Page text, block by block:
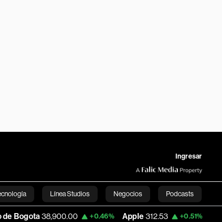
Ingresar
Línea Studios Negocios Podcasts
English
38,900.00 +0.46% Apple 312.53 +0.51% USD COP